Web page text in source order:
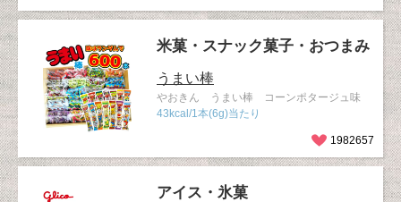
米菓・スナック菓子・おつまみ
うまい棒
やおきん うまい棒 コーンポタージュ味
43kcal/1本(6g)当たり
1982657
アイス・氷菓